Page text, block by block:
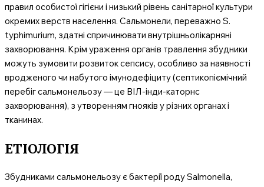
правил особистої гігієни і низький рівень санітарної культури
окремих верств населення. Сальмонели, переважно S.
typhimurium, здатні спричинювати внутрішньолікарняні
захворювання. Крім ураження органів травлення збудники
можуть зумовити розвиток сепсису, особливо за наявності
вродженого чи набутого імунодефіциту (септикопіємічний
перебіг сальмонельозу — це ВІЛ-інди-каторнс
захворювання), з утворенням гнояків у різних органах і
тканинах.
ЕТІОЛОГІЯ
Збудниками сальмонельозу є бактерії роду Salmonella,